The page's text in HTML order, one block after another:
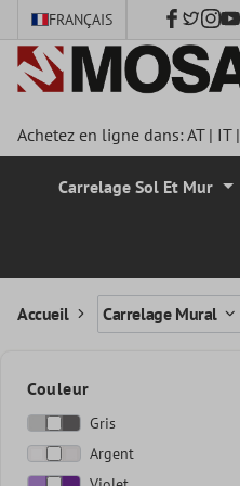
principal
FRANÇAIS
Achetez en ligne dans:AT| IT|
Carrelage Sol Et Mur
Accueil Carrelage Mural
Couleur
Gris
Argent